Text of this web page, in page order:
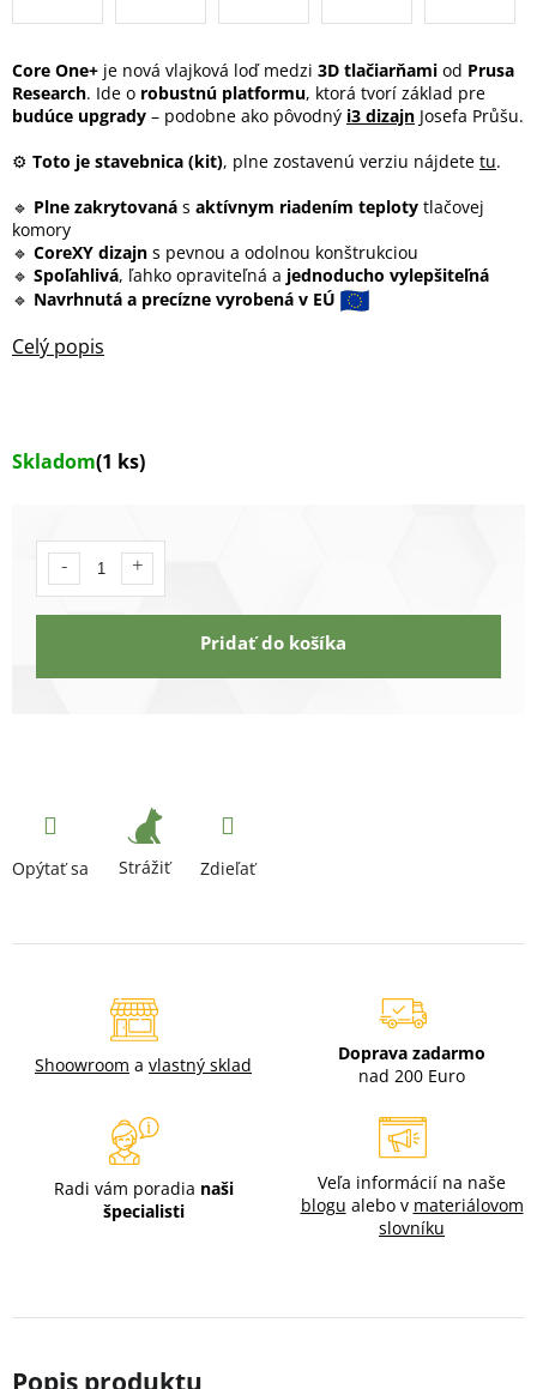
Skladom(1 ks)
Pridať do košíka
Core One+ je nová vlajková loď medzi 3D tlačiarňami od Prusa
Research. Ide o robustnú platformu, ktorá tvorí základ pre
budúce upgrady – podobne ako pôvodný i3 dizajn Josefa Průšu.
⚙ Toto je stavebnica (kit), plne zostavenú verziu nájdete tu.
🔹 Plne zakrytovaná s aktívnym riadením teploty tlačovej
komory
🔹 CoreXY dizajn s pevnou a odolnou konštrukciou
🔹 Spoľahlivá, ľahko opraviteľná a jednoducho vylepšiteľná
🔹 Navrhnutá a precízne vyrobená v EÚ
Opýtať sa Strážiť Zdieľať
Shoowroom a vlastný sklad
Doprava zadarmo
nad 200 Euro
Radi vám poradia naši
špecialisti
Veľa informácií na naše
blogu alebo v materiálovom
slovníku